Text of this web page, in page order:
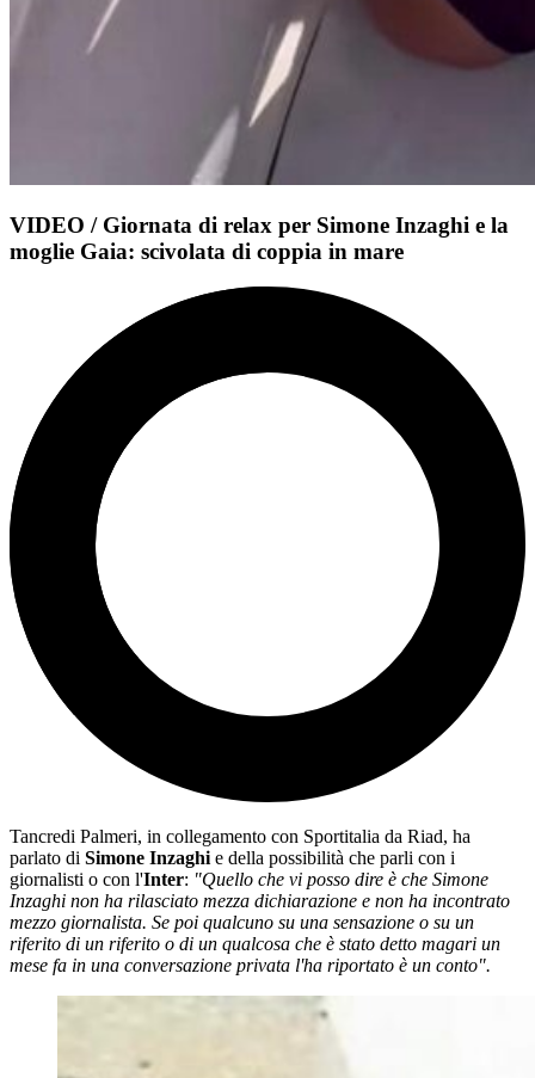
VIDEO / Giornata di relax per Simone Inzaghi e la
moglie Gaia: scivolata di coppia in mare
Tancredi Palmeri, in collegamento con Sportitalia da Riad, ha
parlato di Simone Inzaghi e della possibilità che parli con i
giornalisti o con l'Inter: "Quello che vi posso dire è che Simone
Inzaghi non ha rilasciato mezza dichiarazione e non ha incontrato
mezzo giornalista. Se poi qualcuno su una sensazione o su un
riferito di un riferito o di un qualcosa che è stato detto magari un
mese fa in una conversazione privata l'ha riportato è un conto".